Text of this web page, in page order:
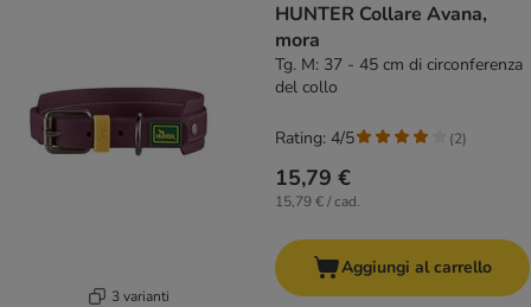
3 varianti
HUNTER Collare Avana,
mora
Tg. M: 37 - 45 cm di circonferenza
del collo
15,79 €
15,79 € / cad.
Rating: 4/5 (2)
Aggiungi al carrello